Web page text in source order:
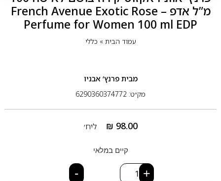
מ”ל אדפ – French Avenue Exotic Rose
Perfume for Women 100 ml EDP
עמוד הבית» כללי
מבית פרנץ’ אבניו
מק״ט: 6290360374772
₪ 98.00 ליח׳
קיים במלאי
- +